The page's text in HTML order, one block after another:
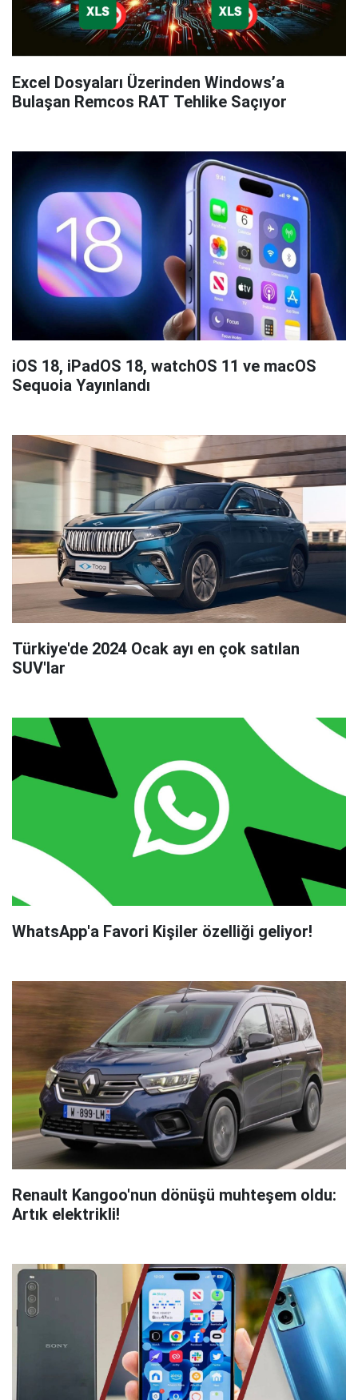
Excel Dosyaları Üzerinden Windows’a
Bulaşan Remcos RAT Tehlike Saçıyor
iOS 18, iPadOS 18, watchOS 11 ve macOS
Sequoia Yayınlandı
Türkiye'de 2024 Ocak ayı en çok satılan
SUV'lar
WhatsApp'a Favori Kişiler özelliği geliyor!
Renault Kangoo'nun dönüşü muhteşem oldu:
Artık elektrikli!